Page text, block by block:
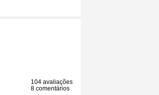
104 avaliações
8 comentários